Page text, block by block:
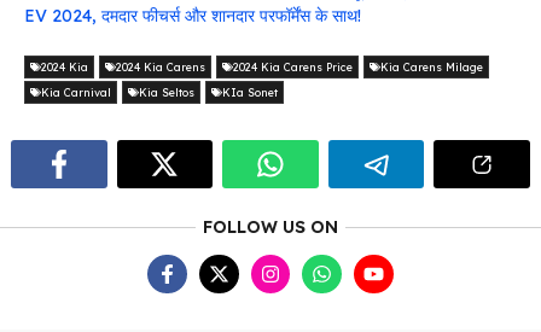
EV 2024, दमदार फीचर्स और शानदार परफॉर्मेंस के साथ!
2024 Kia 2024 Kia Carens 2024 Kia Carens Price
Kia Carens Milage
Kia Carnival
Kia Seltos KIa Sonet
FOLLOW US ON